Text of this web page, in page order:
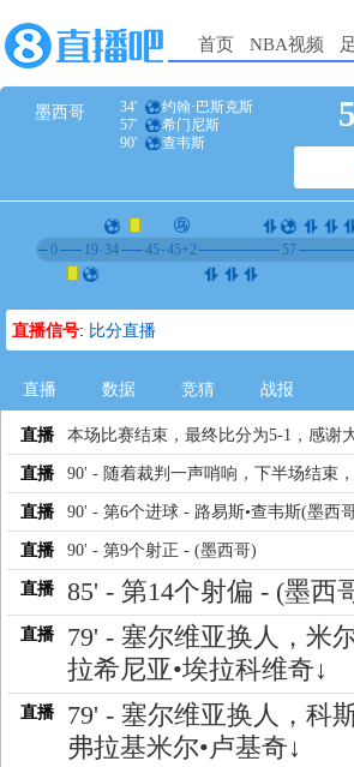
首页 NBA视频
墨西哥 34'
约翰·巴斯克斯
57'
希门尼斯
90'
查韦斯
5
0 19 34 45 45+2 57
直播信号: 比分直播
直播 数据 竞猜 战报
直播 本场比赛结束，最终比分为5-1，感谢
直播 90' - 随着裁判一声哨响，下半场结束
直播 90' - 第6个进球 - 路易斯•查韦斯(墨西
直播 90' - 第9个射正 - (墨西哥)
直播 85' - 第14个射偏 - (墨西
直播
79' - 塞尔维亚换人，米
拉希尼亚•埃拉科维奇↓
直播
79' - 塞尔维亚换人，科
弗拉基米尔•卢基奇↓